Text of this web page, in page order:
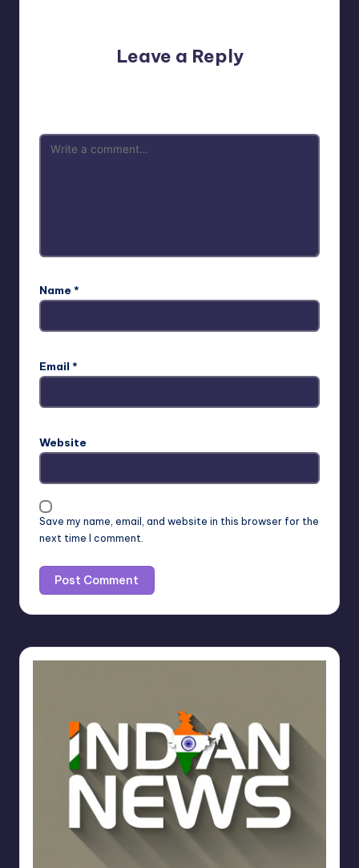
Leave a Reply
Name *
Email *
Website
Save my name, email, and website in this browser for the
next time I comment.